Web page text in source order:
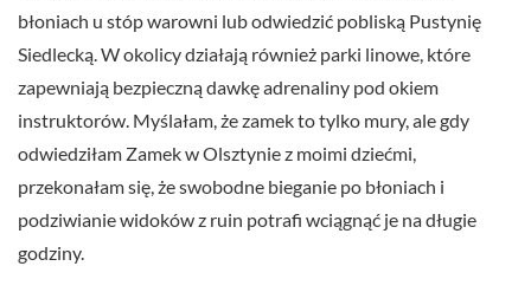
błoniach u stóp warowni lub odwiedzić pobliską Pustynię
Siedlecką. W okolicy działają również parki linowe, które
zapewniają bezpieczną dawkę adrenaliny pod okiem
instruktorów. Myślałam, że zamek to tylko mury, ale gdy
odwiedziłam Zamek w Olsztynie z moimi dziećmi,
przekonałam się, że swobodne bieganie po błoniach i
podziwianie widoków z ruin potrafi wciągnąć je na długie
godziny.